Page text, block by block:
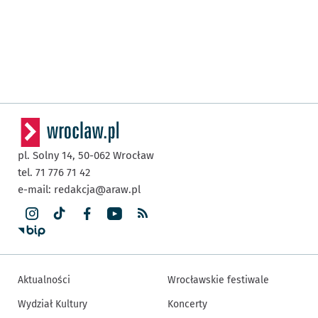
pl. Solny 14, 50-062 Wrocław
tel. 71 776 71 42
e-mail: redakcja@araw.pl
Aktualności
Wydział Kultury
Wrocławskie festiwale
Koncerty